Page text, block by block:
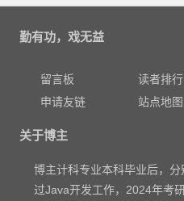
勤有功，戏无益
留言板 读者排行
申请友链
站点地图
关于博主
博主计科专业本科毕业后，
过Java开发工作，2024年考